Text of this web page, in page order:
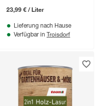
23,99 € / Liter
Lieferung nach Hause
Verfügbar in Troisdorf